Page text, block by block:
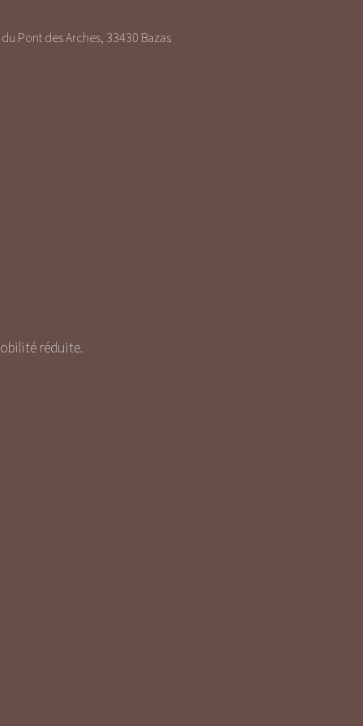
Pont des Arches, 33430 Bazas
réduite.